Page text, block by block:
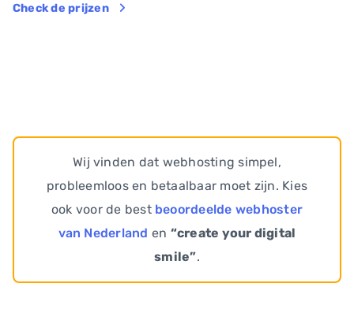
Check de prijzen
Wij vinden dat webhosting simpel,
probleemloos en betaalbaar moet zijn. Kies
ook voor de best beoordeelde webhoster
van Nederland en “create your digital
smile”.